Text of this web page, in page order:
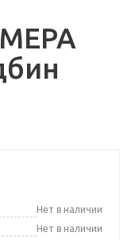
Нет в наличии
Нет в наличии